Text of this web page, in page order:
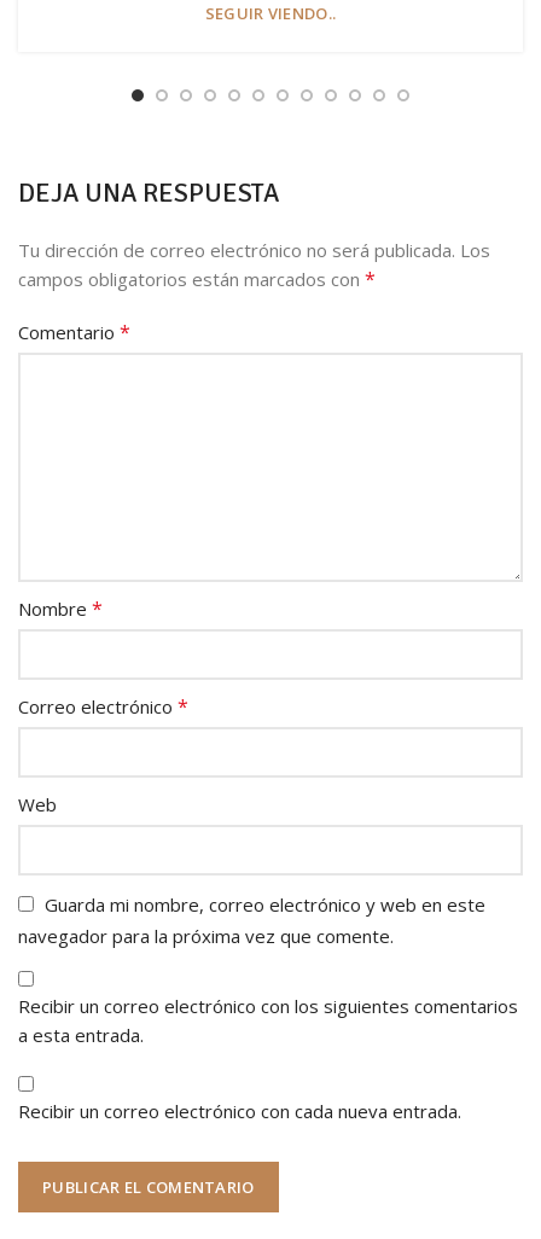
SEGUIR VIENDO..
DEJA UNA RESPUESTA
Tu dirección de correo electrónico no será publicada. Los
campos obligatorios están marcados con *
Comentario *
Nombre *
Correo electrónico *
Web
Guarda mi nombre, correo electrónico y web en este
navegador para la próxima vez que comente.
Recibir un correo electrónico con los siguientes comentarios
a esta entrada.
Recibir un correo electrónico con cada nueva entrada.